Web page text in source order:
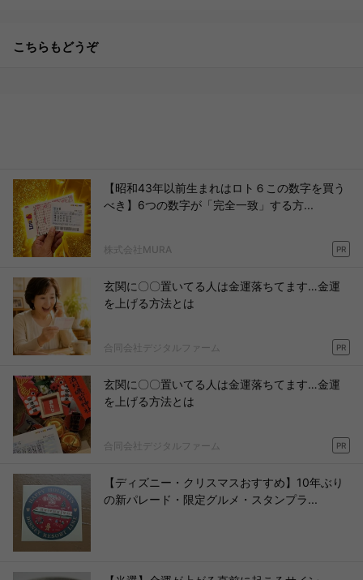
こちらもどうぞ
【昭和43年以前生まれはロト６この数字を買う
べき】6つの数字が「完全一致」する方...
株式会社MURA PR
玄関に〇〇置いてる人は金運落ちてます…金運
を上げる方法とは
合同会社デジタルファーム PR
玄関に〇〇置いてる人は金運落ちてます…金運
を上げる方法とは
合同会社デジタルファーム PR
【ディズニー・クリスマスおすすめ】10年ぶり
の新パレード・限定グルメ・スタンプラ...